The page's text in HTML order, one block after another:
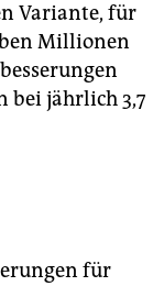
Variante, für
Millionen
bei jährlich 3,7
für